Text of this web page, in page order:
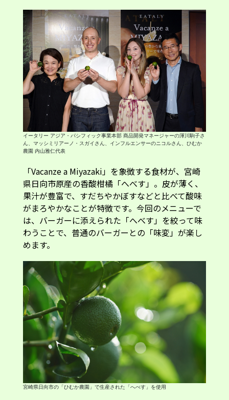
イータリー アジア・パシフィック事業本部 商品開発マネージャーの渾川駒子さ
ん、マッシミリアーノ・スガイさん、インフルエンサーのニコルさん、ひむか
農園 内山雅仁代表
「Vacanze a Miyazaki」を象徴する食材が、宮崎
県日向市原産の香酸柑橘「へべす」。皮が薄く、
果汁が豊富で、すだちやかぼすなどと比べて酸味
がまろやかなことが特徴です。今回のメニューで
は、バーガーに添えられた「へべす」を絞って味
わうことで、普通のバーガーとの「味変」が楽し
めます。
宮崎県日向市の「ひむか農園」で生産された「へべす」を使用